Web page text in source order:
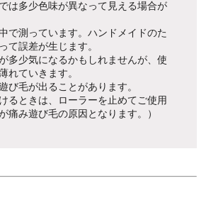
は多少色味が異なって見える場合が
で測っています。ハンドメイドのた
て誤差が生じます。
多少気になるかもしれませんが、使
れていきます。
び毛が出ることがあります。
るときは、ローラーを止めてご使用
痛み遊び毛の原因となります。）